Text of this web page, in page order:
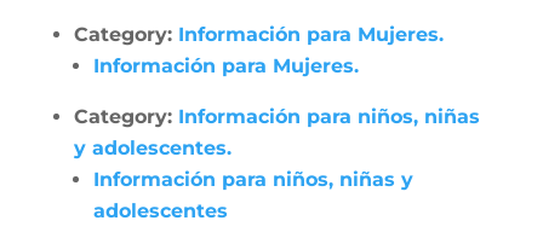
Category: Información para Mujeres.
Información para Mujeres.
Category: Información para niños, niñas
y adolescentes.
Información para niños, niñas y
adolescentes